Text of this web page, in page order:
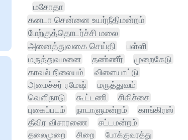
மசோதா
கனடா சென்னை உயர்நீதிமன்றம்
மேற்குத்தொடர்ச்சி மலை
அனைத்துவகை செய்தி
பள்ளி
மருத்துவமனை
தண்ணீர்
முறைகேடு
காவல் நிலையம்
விளையாட்டு
அமைச்சர் ரமேஷ்
மருத்துவம்
வெளிநாடு
கூட்டணி
சிகிச்சை
புகைப்படம்
நாடாளுமன்றம்
காங்கிரஸ்
தீவிர விசாரணை
சட்டமன்றம்
தலைமுறை
சிறை
போக்குவரத்து